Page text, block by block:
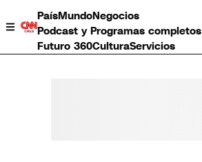
PaísMundoNegocios
Podcast y Programas completos
Futuro 360CulturaServicios